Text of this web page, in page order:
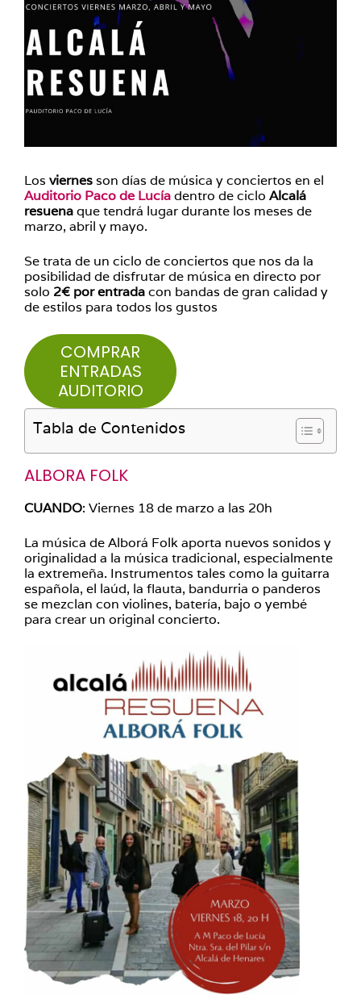
Los viernesson días de música y conciertos en el
Auditorio Paco de Lucíadentro de ciclo Alcalá
resuenaque tendrá lugar durante los meses de
marzo, abril y mayo.
Se trata de un ciclo de conciertos que nos da la
posibilidad de disfrutar de música en directo por
solo 2€ por entradacon bandas de gran calidad y
de estilos para todos los gustos
COMPRAR
ENTRADAS
AUDITORIO
Tabla de Contenidos
ALBORA FOLK
CUANDO: Viernes 18 de marzo a las 20h
La música de Alborá Folk aporta nuevos sonidos y
originalidad a la música tradicional, especialmente
la extremeña. Instrumentos tales como la guitarra
española, el laúd, la flauta, bandurria o panderos
se mezclan con violines, batería, bajo o yembé
para crear un original concierto.